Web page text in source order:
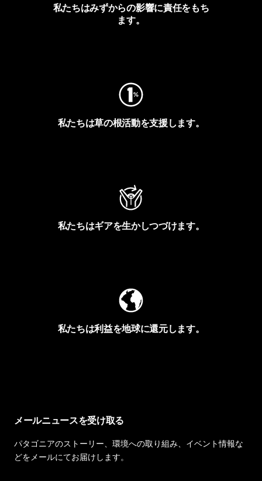
私たちはみずからの影響に責任をもち
ます。
私たちは草の根活動を支援します。
私たちはギアを生かしつづけます。
私たちは利益を地球に還元します。
メールニュースを受け取る
パタゴニアのストーリー、環境への取り組み、イベント情報な
どをメールにてお届けします。